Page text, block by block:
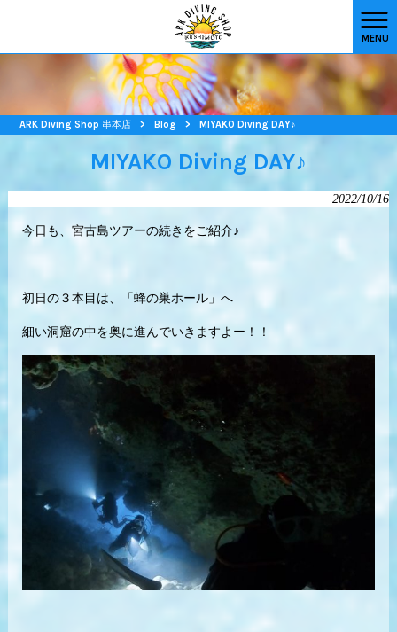
MENU
ARK Diving Shop 串本店 > Blog > MIYAKO Diving DAY♪
MIYAKO Diving DAY♪
2022/10/16
今日も、宮古島ツアーの続きをご紹介♪
初日の３本目は、「蜂の巣ホール」へ
細い洞窟の中を奥に進んでいきますよー！！